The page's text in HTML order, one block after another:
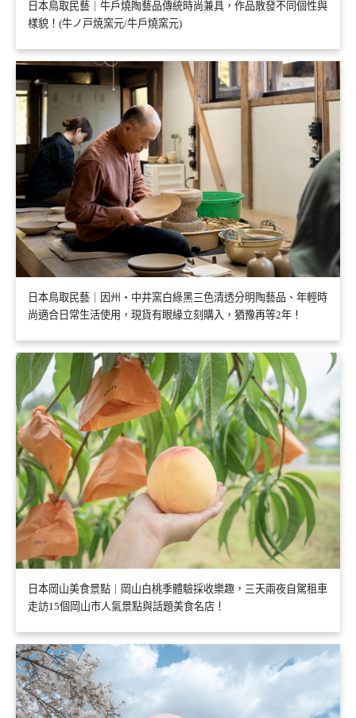
日本鳥取民藝｜牛戶燒陶藝品傳統時尚兼具，作品散發不同個性與
樣貌！(牛ノ戸焼窯元/牛戶燒窯元)
日本鳥取民藝｜因州・中井窯白綠黑三色清透分明陶藝品、年輕時
尚適合日常生活使用，現貨有眼緣立刻購入，猶豫再等2年！
日本岡山美食景點｜岡山白桃季體驗採收樂趣，三天兩夜自駕租車
走訪15個岡山市人氣景點與話題美食名店！